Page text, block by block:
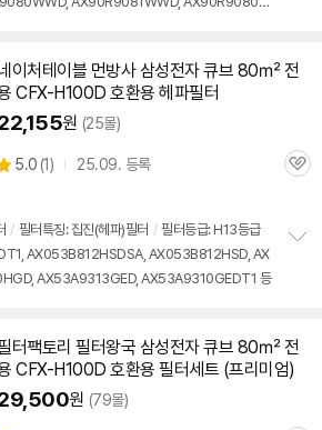
기
이처테이블 먼방사 삼성전자 큐브 80㎡ 전
CFX-H100D 호환용 헤파필터
원 (25몰)
별
5.0 (상
뷰
1) 25.09. 등록
관
/ 필터특징: 집진(헤파)필터 / 필터등급: H13등급
AX053B812HSDSA, AX053B812HSD, AX
AX53A9313GED, AX53A9310GEDT1 등
기
터팩토리 필터왕국 삼성전자 큐브 80㎡ 전
CFX-H100D 호환용 필터세트 (프리미엄)
원 (79몰)